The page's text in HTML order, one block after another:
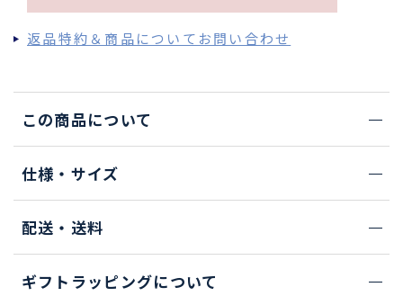
返品特約＆商品についてお問い合わせ
この商品について
仕様・サイズ
配送・送料
ギフトラッピングについて